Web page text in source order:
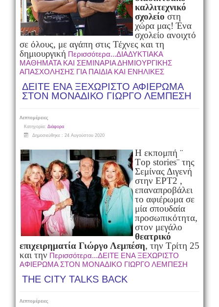
καλλιτεχνικό
σχολείο στη
χώρα μας! Ένα
σχολείο ανοιχτό
σε όλους, με αγάπη στις Τέχνες και τη
δημιουργική Περισσότερα...ΔΙΑΔΥΚΤΙΑΚΑ
ΜΑΘΗΜΑΤΑ ΚΑΙ ΣΕΜΙΝΑΡΙΑ ΔΗΜΙΟΥΡΓΙΚΗΣ
ΑΠΑΣΧΟΛΗΣΗΣ ΓΙΑ ΠΑΙΔΙΑ ΚΑΙ ΕΝΗΛΙΚΕΣ
ΔΕΙΤΕ ΕΝΑ ΞΕΧΩΡΙΣΤΟ ΑΦΙΕΡΩΜΑ
ΣΤΟΝ ΜΟΝΑΔΙΚΟ ΓΙΩΡΓΟ ΛΕΜΠΕΣΗ
Λεπτομέρειες
Κατηγορία: Διάφορα
Δημοσιεύθηκε : 24 Αυγούστου 2020
Η εκπομπή ¨
Τop stories¨ της
Σεμίνας Διγενή
στην ΕΡΤ2 ,
επαναπροβάλει
το αφιέρωμα σε
μία σπουδαία
προσωπικότητα,
στον μεγάλο
θεατρικό
επιχειρηματία Γιώργο Λεμπέση, την Τρίτη 25
και την Περισσότερα...ΔΕΙΤΕ ΕΝΑ ΞΕΧΩΡΙΣΤΟ
ΑΦΙΕΡΩΜΑ ΣΤΟΝ ΜΟΝΑΔΙΚΟ ΓΙΩΡΓΟ ΛΕΜΠΕΣΗ
THE CITY TALKS BACK
Λεπτομέρειες